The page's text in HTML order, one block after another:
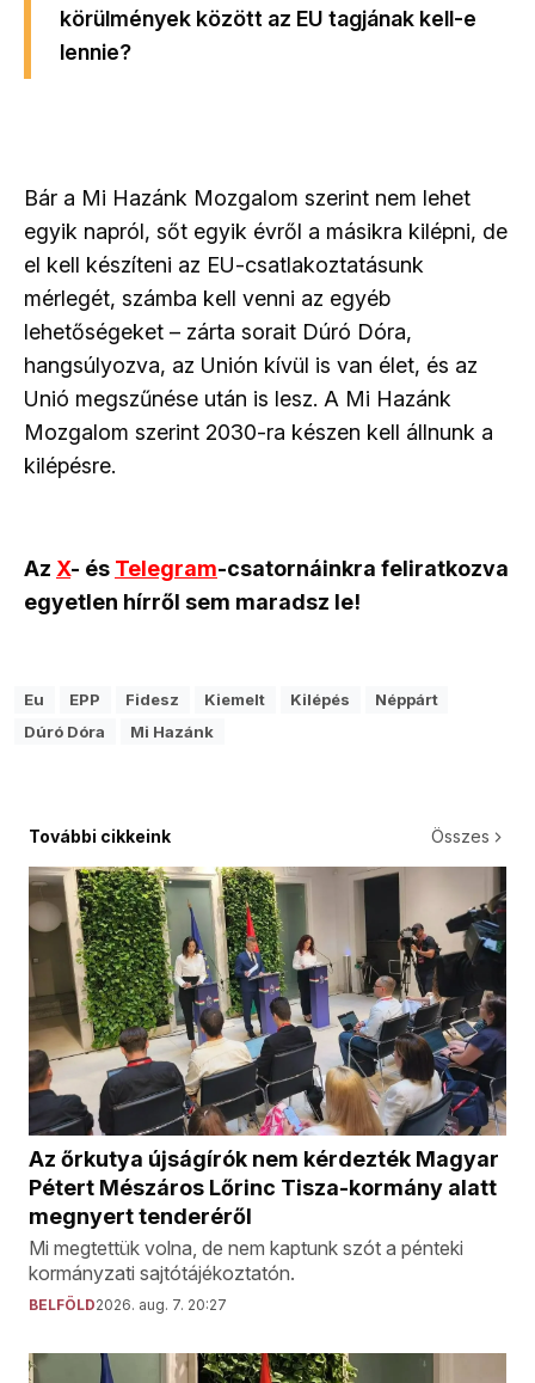
körülmények között az EU tagjának kell-e
lennie?
Bár a Mi Hazánk Mozgalom szerint nem lehet
egyik napról, sőt egyik évről a másikra kilépni, de
el kell készíteni az EU-csatlakoztatásunk
mérlegét, számba kell venni az egyéb
lehetőségeket – zárta sorait Dúró Dóra,
hangsúlyozva, az Unión kívül is van élet, és az
Unió megszűnése után is lesz. A Mi Hazánk
Mozgalom szerint 2030-ra készen kell állnunk a
kilépésre.
Az X- és Telegram-csatornáinkra feliratkozva
egyetlen hírről sem maradsz le!
Eu EPP Fidesz Kiemelt Kilépés
Néppárt
Dúró Dóra
Mi Hazánk
További cikkeink Összes
Az őrkutya újságírók nem kérdezték Magyar
Pétert Mészáros Lőrinc Tisza-kormány alatt
megnyert tenderéről
Mi megtettük volna, de nem kaptunk szót a pénteki
kormányzati sajtótájékoztatón.
BELFÖLD2026. aug. 7. 20:27